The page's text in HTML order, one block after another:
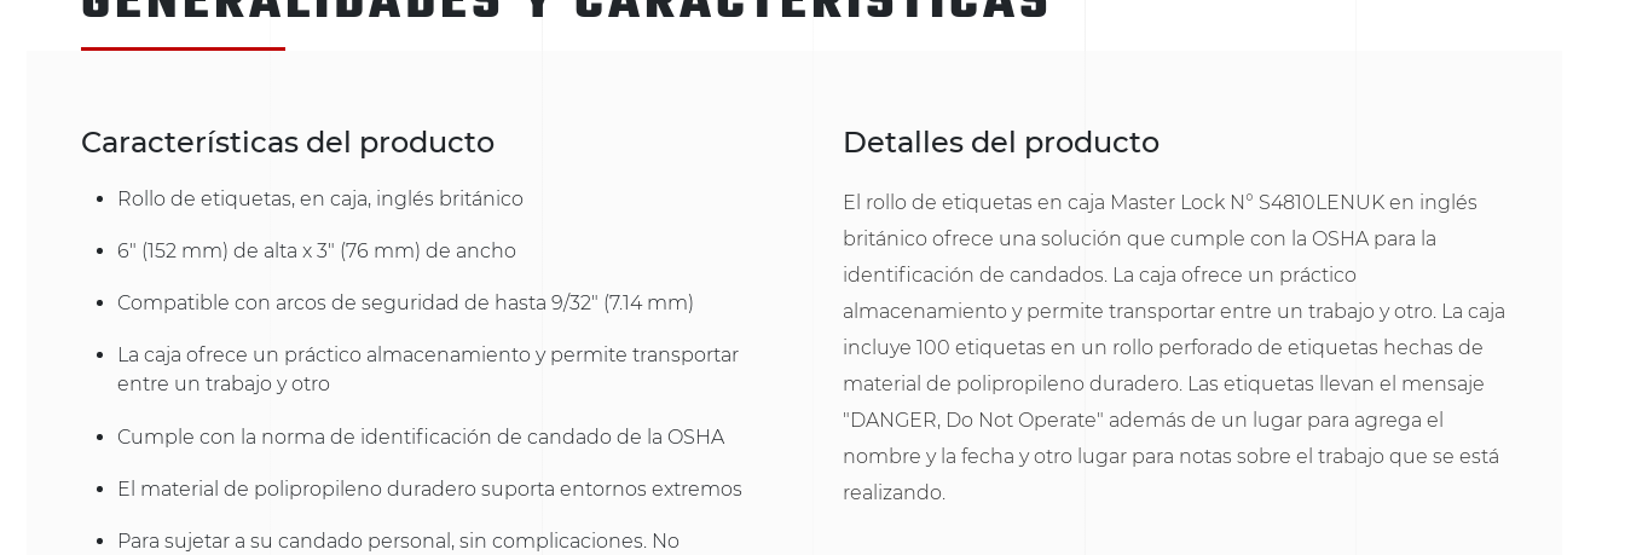
Características del producto
Rollo de etiquetas, en caja, inglés británico
6" (152 mm) de alta x 3" (76 mm) de ancho
Compatible con arcos de seguridad de hasta 9/32" (7.14 mm)
La caja ofrece un práctico almacenamiento y permite transportar
entre un trabajo y otro
Cumple con la norma de identificación de candado de la OSHA
El material de polipropileno duradero suporta entornos extremos
Para sujetar a su candado personal, sin complicaciones. No
Detalles del producto
El rollo de etiquetas en caja Master Lock N° S4810LENUK en inglés
británico ofrece una solución que cumple con la OSHA para la
identificación de candados. La caja ofrece un práctico
almacenamiento y permite transportar entre un trabajo y otro. La caja
incluye 100 etiquetas en un rollo perforado de etiquetas hechas de
material de polipropileno duradero. Las etiquetas llevan el mensaje
"DANGER, Do Not Operate" además de un lugar para agrega el
nombre y la fecha y otro lugar para notas sobre el trabajo que se está
realizando.